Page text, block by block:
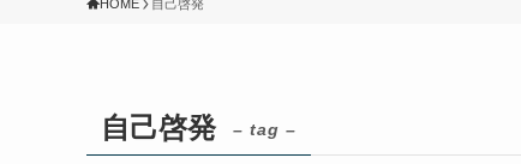
HOME 自己啓発
自己啓発 – tag –